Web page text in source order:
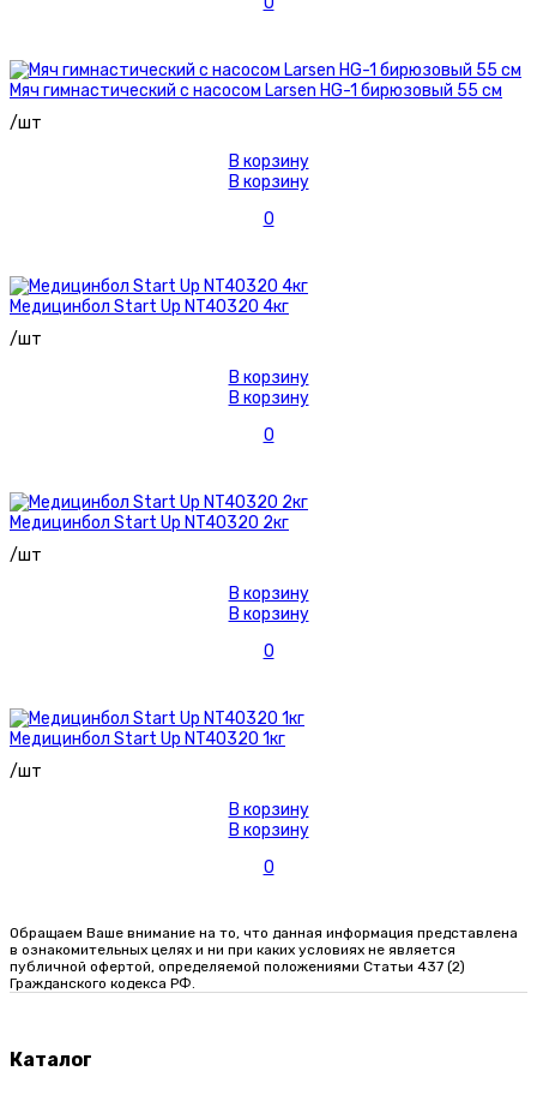
Мяч гимнастический с насосом Larsen HG-1 бирюзовый 55 см
/шт
В корзину
В корзину
0
Медицинбол Start Up NT40320 4кг
/шт
В корзину
В корзину
0
Медицинбол Start Up NT40320 2кг
/шт
В корзину
В корзину
0
Медицинбол Start Up NT40320 1кг
/шт
В корзину
В корзину
0
Обращаем Ваше внимание на то, что данная информация представлена
в ознакомительных целях и ни при каких условиях не является
публичной офертой, определяемой положениями Статьи 437 (2)
Гражданского кодекса РФ.
Каталог